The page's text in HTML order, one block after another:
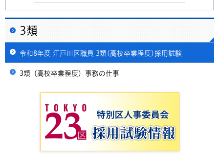
3類
令和8年度 江戸川区職員 3類(高校卒業程度)採用試験
3類（高校卒業程度）事務の仕事